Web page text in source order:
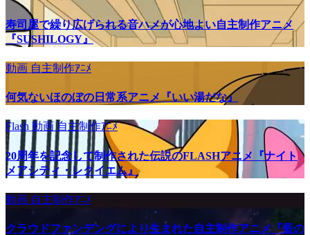
寿司屋で繰り広げられる音ハメが心地よい自主制作アニメ
『SUSHILOGY』
動画 自主制作ｱﾆﾒ
何気ないほのぼの日常系アニメ『いい湯だな』
Flash 動画自主制作ｱﾆﾒ
20周年を記念して制作された伝説のFLASHアニメ『ナイト
メアシティ・レクイエム』
動画 自主制作ｱﾆﾒ
クラウドファンデングにより生まれた自主制作アニメ『藍の